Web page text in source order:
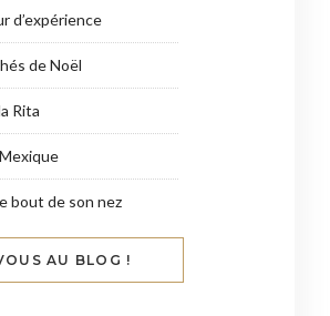
d’expérience
de Noël
Rita
bout de son nez
AU BLOG !